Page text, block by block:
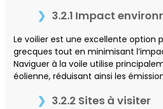
3.2.1 Impact
Le voilier est une excellente option
grecques tout en minimisant
Naviguer à la voile utilise
éolienne, réduisant ainsi les
3.2.2 Sites à visiter